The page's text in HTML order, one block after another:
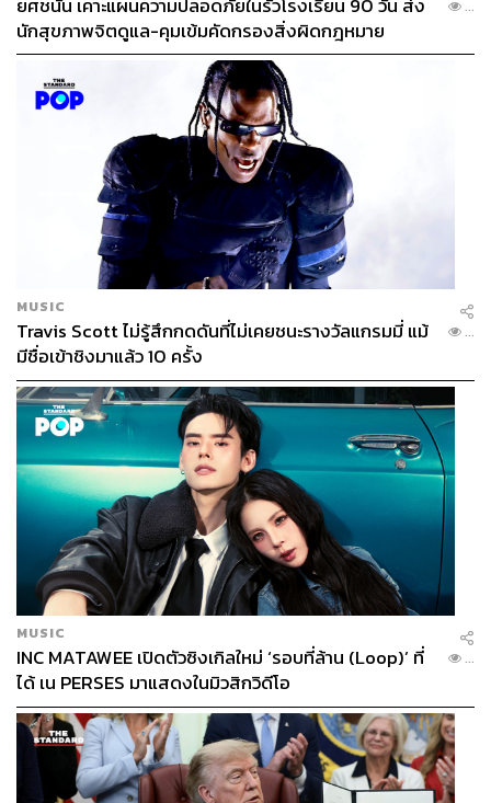
Innisfree Skinny Coverfit Cushion(รีฟีล 490 บาท คุชชัน
เคส 290 บาท)
รองพื้นเนื้อคุชชันที่มอบการปกปิดดีเยี่ยม ติดทนนาน เหมาะ
กับอากาศบ้านเรา และมีสีให้เลือกเยอะขึ้นกว่าเดิมแล้ว แถม
ยังอยู่ในช่วงที่มีเคสคุชชันลาย Snoopy เป็นลิมิเต็ดเอดิชันให้
เลือกช้อปคู่กัน
อ้างอิง:
www.beautypackaging.com/contents/view_online-ex
clusives/2015-12-11/amorepacific-pioneered-the-ori
ginal-cushion-compact
www.teenvogue.com/story/korean-makeup-not-for-ev
eryone-no-darker-shades
TAGS: NARS YSL Sephora
Make Up For Ever
Chanel
Soko Glam Sulwhasoo
M.A.C
Amorepacific Bobbi Brown
LANCÔME
Dior
Cushion Innisfree คุชชัน
Urban Decay
IOPE Air Cushion
K-Beauty IOPE
ยศชนัน เคาะแผนความปลอดภัยในรั้วโรงเรียน 90 วัน ส่ง
นักสุขภาพจิตดูแล-คุมเข้มคัดกรองสิ่งผิดกฎหมาย
...
MUSIC
Travis Scott ไม่รู้สึกกดดันที่ไม่เคยชนะรางวัลแกรมมี่ แม้
มีชื่อเข้าชิงมาแล้ว 10 ครั้ง
...
MUSIC
INC MATAWEE เปิดตัวซิงเกิลใหม่ ‘รอบที่ล้าน (Loop)’ ที่
ได้ เน PERSES มาแสดงในมิวสิกวิดีโอ
...